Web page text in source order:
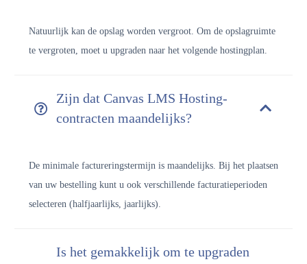
Natuurlijk kan de opslag worden vergroot. Om de opslagruimte
te vergroten, moet u upgraden naar het volgende hostingplan.
Zijn dat Canvas LMS Hosting-
contracten maandelijks?
De minimale factureringstermijn is maandelijks. Bij het plaatsen
van uw bestelling kunt u ook verschillende facturatieperioden
selecteren (halfjaarlijks, jaarlijks).
Is het gemakkelijk om te upgraden